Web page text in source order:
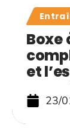
Boxe
et
23/